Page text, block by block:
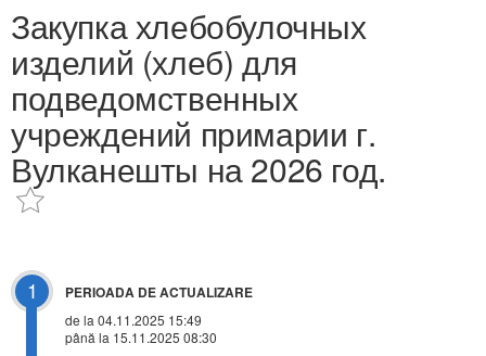
Закупка хлебобулочных
изделий (хлеб) для
подведомственных
учреждений примарии г.
Вулканешты на 2026 год.
1 PERIOADA DE ACTUALIZARE
de la 04.11.2025 15:49
până la 15.11.2025 08:30